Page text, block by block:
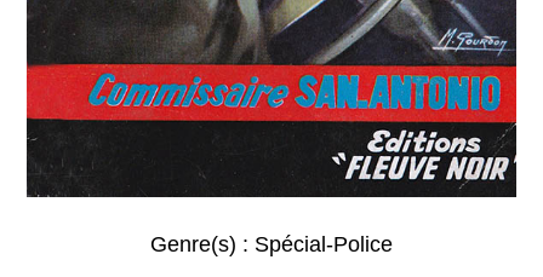
Genre(s) : Spécial-Police